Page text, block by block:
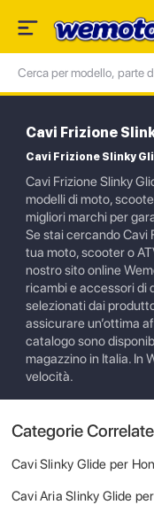
Cavi Frizione
Cavi Frizione Slinky
Cavi Frizione Slinky
modelli di moto,
migliori marchi per
Se stai cercando Cavi
tua moto, scooter o
nostro sito online
ricambi e accessori di
selezionati dai
assicurare un’ottima
catalogo sono
magazzino in Italia. In
velocità.
Categorie Correlate
Cavi Slinky Glide per
Cavi Aria Slinky Glide